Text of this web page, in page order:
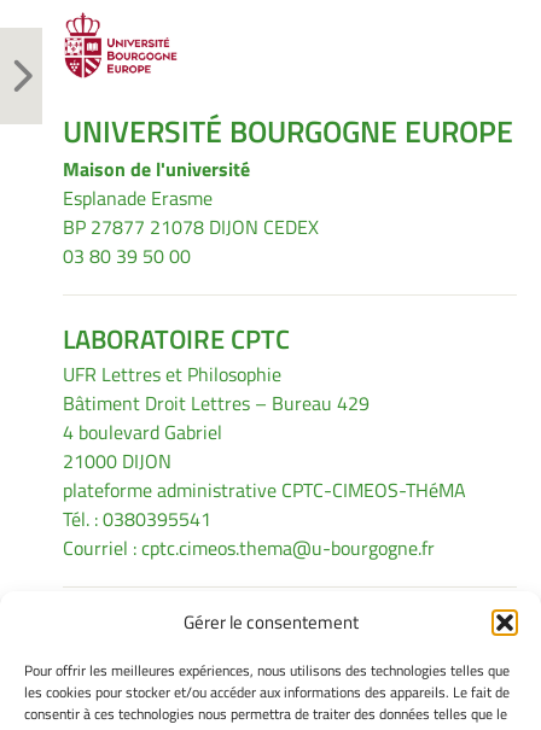
Gérer le consentement
Pour offrir les meilleures expériences, nous utilisons des technologies telles que
les cookies pour stocker et/ou accéder aux informations des appareils. Le fait de
consentir à ces technologies nous permettra de traiter des données telles que le
UNIVERSITÉ BOURGOGNE EUROPE
Maison de l'université
Esplanade Erasme
BP 27877 21078 DIJON CEDEX
03 80 39 50 00
LABORATOIRE CPTC
UFR Lettres et Philosophie
Bâtiment Droit Lettres – Bureau 429
4 boulevard Gabriel
21000 DIJON
plateforme administrative CPTC-CIMEOS-THéMA
Tél. : 0380395541
Courriel :cptc.cimeos.thema@u-bourgogne.fr
INFORMATIONS LÉGALES
Mentions légales
Gérer mes cookies